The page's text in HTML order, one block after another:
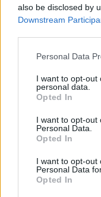
also be disclosed by
Downstream
Personal Data
I want to opt-out
personal data.
Opted In
I want to opt-out
Personal Data.
Opted In
I want to opt-out
Personal Data
Opted In
ΡΟΗ ΕΙΔΗΣΕΩΝ
ΥΠΑΑΤ: Επιπλέον